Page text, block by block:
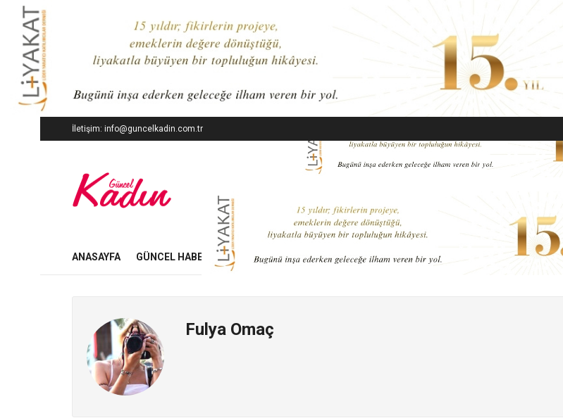
İletişim: info@guncelkadin.com.tr
ANASAYFA GÜNCEL HABERLER İŞ DÜNYASI EKONOMI MODA GÜZELLIK YAŞAM
Fulya Omaç